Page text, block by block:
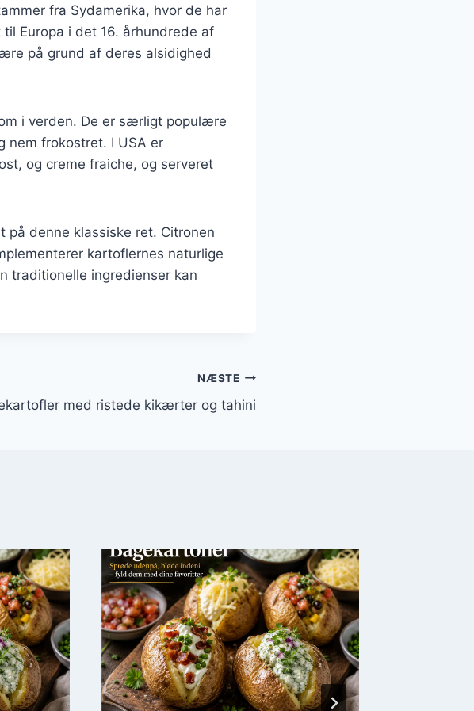
fra Sydamerika, hvor de har
Europa i det 16. århundrede af
på grund af deres alsidighed
i verden. De er særligt populære
nem frokostret. I USA er
og creme fraiche, og serveret
på denne klassiske ret. Citronen
kartoflernes naturlige
traditionelle ingredienser kan
NÆSTE
med ristede kikærter og tahini